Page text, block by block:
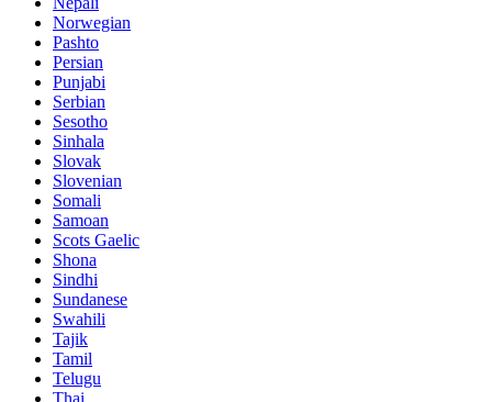
Norwegian
Pashto
Persian
Punjabi
Serbian
Sesotho
Sinhala
Slovak
Slovenian
Somali
Samoan
Scots Gaelic
Shona
Sindhi
Sundanese
Swahili
Tajik
Tamil
Telugu
Thai